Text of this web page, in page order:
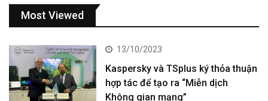
Most Viewed
13/10/2023
Kaspersky và TSplus ký thỏa thuận
hợp tác để tạo ra “Miễn dịch
Không gian mạng”